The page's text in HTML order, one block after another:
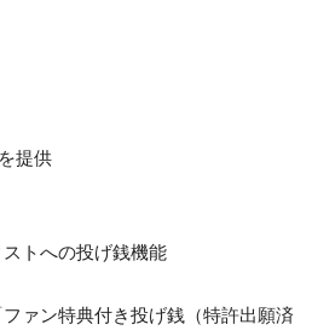
提供
トへの投げ銭機能
ァン特典付き投げ銭（特許出願済